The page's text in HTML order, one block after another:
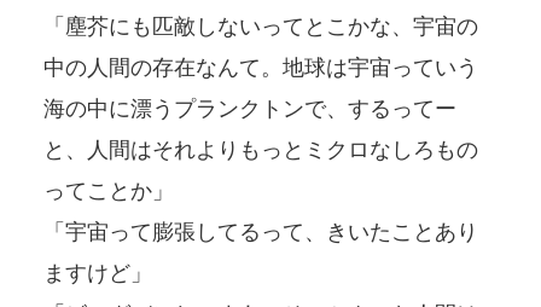
「塵芥にも匹敵しないってとこかな、宇宙の
中の人間の存在なんて。地球は宇宙っていう
海の中に漂うプランクトンで、するってー
と、人間はそれよりもっとミクロなしろもの
ってことか」
「宇宙って膨張してるって、きいたことあり
ますけど」